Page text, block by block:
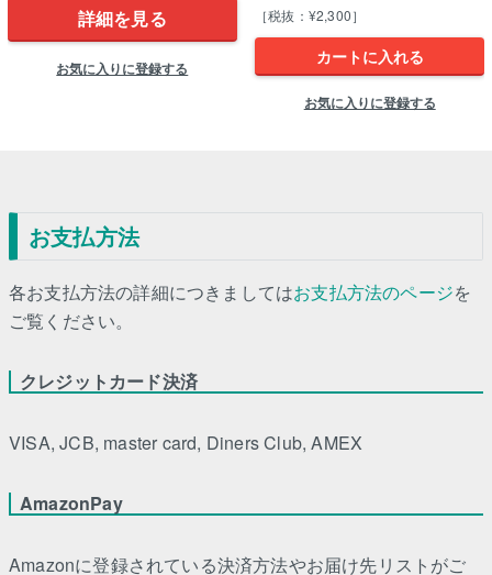
詳細を見る
お気に入りに登録する
［税抜：¥2,300］
カートに入れる
お気に入りに登録する
お支払方法
各お支払方法の詳細につきましてはお支払方法のページを
ご覧ください。
クレジットカード決済
VISA, JCB, master card, Diners Club, AMEX
AmazonPay
Amazonに登録されている決済方法やお届け先リストがご